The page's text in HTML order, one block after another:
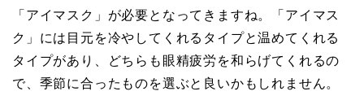
「アイマスク」が必要となってきますね。「アイマス
ク」には目元を冷やしてくれるタイプと温めてくれる
タイプがあり、どちらも眼精疲労を和らげてくれるの
で、季節に合ったものを選ぶと良いかもしれません。